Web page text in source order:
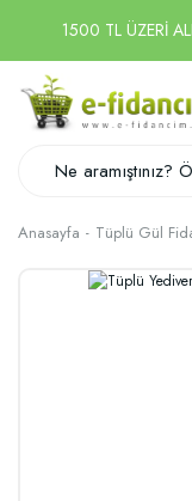
1500 TL ÜZERİ
Anasayfa Tüplü Gül